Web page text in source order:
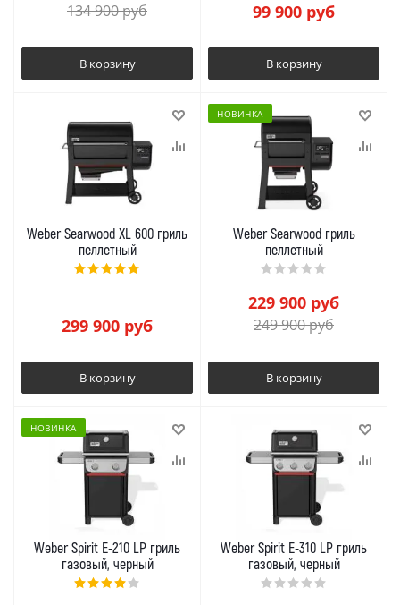
134 900руб
В корзину
99 900 руб
В корзину
Weber Searwood XL 600 гриль
пеллетный
299 900 руб
В корзину
НОВИНКА
Weber Searwood гриль
пеллетный
229 900 руб
249 900руб
В корзину
НОВИНКА
Weber Spirit E-210 LP гриль
газовый, черный
Weber Spirit E-310 LP гриль
газовый, черный